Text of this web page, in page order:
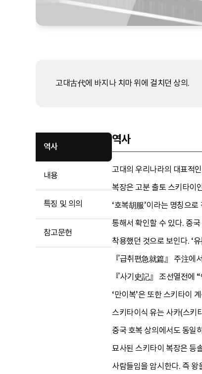
고대古代에 바지나 치마 위에 걸치던 상의.
역사
내용
특징 및 의의
참고문헌
역사
고대의 우리나라의 대표적
복장은 고분 출토 스키타이
‘호복胡服’이라는 명칭으
통해서 확인할 수 있다. 중
착용했던 것으로 보인다. ‘
『급취편急就篇』 주注에
『사기史記』 조선열전에
‘만이복’은 또한 스키타이
스키타이식 유는 사카(스키
중국 호복 상의에서도 동일
묘사된 스키타이 복장은 등
사람들임을 암시한다. 즉